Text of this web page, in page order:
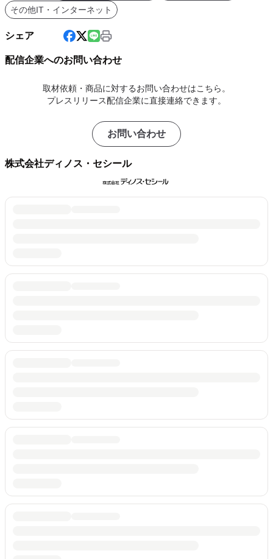
その他IT・インターネット
シェア
配信企業へのお問い合わせ
取材依頼・商品に対するお問い合わせはこちら。
プレスリリース配信企業に直接連絡できます。
お問い合わせ
株式会社ディノス・セシール